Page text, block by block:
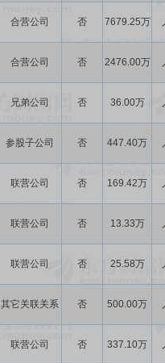
合营公司 否 7679.25万
合营公司 否 2476.00万
兄弟公司 否 36.00万
参股子公司 否 447.40万
联营公司 否 169.42万
联营公司 否 13.33万
联营公司 否 25.58万
其它关联关系 否 500.00万
联营公司 否 337.10万